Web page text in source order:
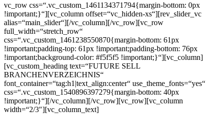
vc_row css=“.vc_custom_1461134371794{margin-bottom: 0px
!important;}“][vc_column offset=“vc_hidden-xs“][rev_slider_vc
alias=“main_slider“][/vc_column][/vc_row][vc_row
full_width=“stretch_row“
css=“.vc_custom_1461238550870{margin-bottom: 61px
!important;padding-top: 61px !important;padding-bottom: 76px
!important;background-color: #f5f5f5 !important;}“][vc_column]
[vc_custom_heading text=“FUTURE SELL
BRANCHENVERZEICHNIS“
font_container=“tag:h1|text_align:center“ use_theme_fonts=“yes“
css=“.vc_custom_1540896397279{margin-bottom: 40px
!important;}“][/vc_column][/vc_row][vc_row][vc_column
width=“2/3″][vc_column_text]